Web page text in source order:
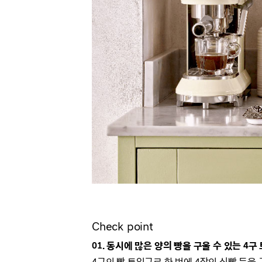
Check point
01. 동시에 많은 양의 빵을 구울 수 있는 4구